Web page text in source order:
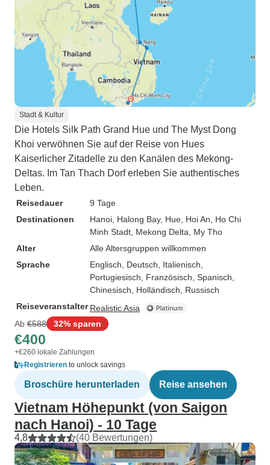
Stadt & Kultur
Die Hotels Silk Path Grand Hue und The Myst Dong
Khoi verwöhnen Sie auf der Reise von Hues
Kaiserlicher Zitadelle zu den Kanälen des Mekong-
Deltas. Im Tan Thach Dorf erleben Sie authentisches
Leben.
Reisedauer
9 Tage
Destinationen
Hanoi , Halong Bay, Hue , Hoi An , Ho Chi
Minh Stadt , Mekong Delta , My Tho
Alter
Alle Altersgruppen willkommen
Sprache
Englisch, Deutsch, Italienisch,
Portugiesisch, Französisch, Spanisch,
Chinesisch, Holländisch, Russisch
Reiseveranstalter Realistic Asia
Ab €588 32% sparen
€400
+€260 lokale Zahlungen
Registrieren to unlock savings
Broschüre herunterladen Reise ansehen
Vietnam Höhepunkt (von Saigon
nach Hanoi) - 10 Tage
4,8 (40 Bewertungen)